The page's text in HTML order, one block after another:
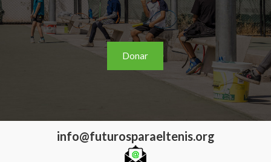
Donar
info@futurosparaeltenis.org